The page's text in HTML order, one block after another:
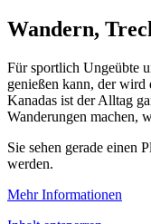
Wandern,
Für sportlich Ungeübte
genießen kann, der wird
Kanadas ist der Alltag
Wanderungen machen,
Sie sehen gerade einen
werden.
Mehr Informationen